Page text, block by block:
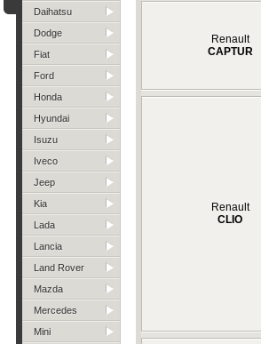
Daihatsu
Dodge
Fiat
Ford
Honda
Hyundai
Isuzu
Iveco
Jeep
Kia
Lada
Lancia
Land Rover
Mazda
Mercedes
Mini
Renault
CAPTUR
Renault
CLIO